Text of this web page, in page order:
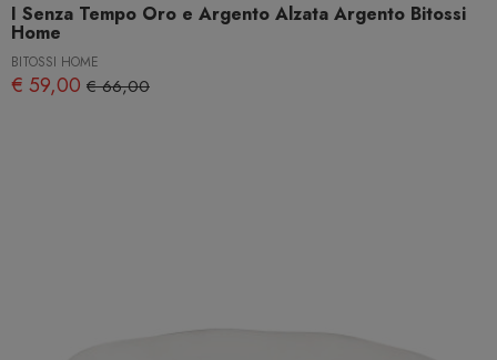
I Senza Tempo Oro e Argento Alzata Argento Bitossi
Home
BITOSSI HOME
€ 59,00 € 66,00